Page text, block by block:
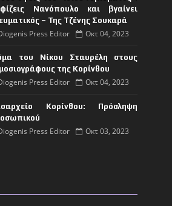
Νανόπουλο και βγαίνει
– Της Τζένης Σουκαρά
Press Editor Οκτ 04, 2023
του Νίκου Σταυρέλη στους
της Κορίνθου
Press Editor Οκτ 04, 2023
Κορίνθου: Πρόσληψη
Press Editor Οκτ 03, 2023